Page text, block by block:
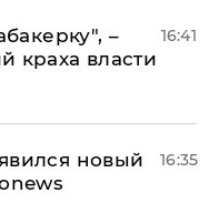
–
краха власти
16:41
новый
16:35